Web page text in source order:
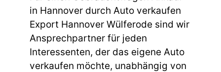
in Hannover durch Auto verkaufen
Export Hannover Wülferode sind wir
Ansprechpartner für jeden
Interessenten, der das eigene Auto
verkaufen möchte, unabhängig von